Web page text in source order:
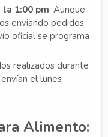
1:00 pm: Aunque
enviando pedidos
oficial se programa
realizados durante
el lunes
Alimento: